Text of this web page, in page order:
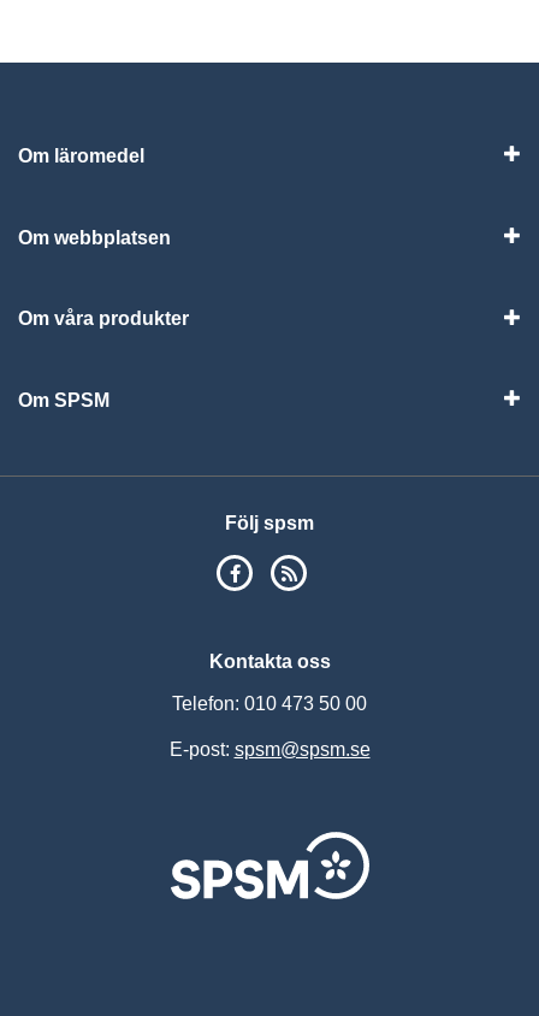
Om läromedel
Om webbplatsen
Om våra produkter
Om SPSM
Följ spsm
SPSM på Facebook
Kontakta oss
Telefon: 010 473 50 00
E-post: spsm@spsm.se